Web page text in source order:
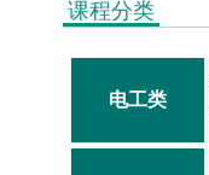
课程分类
电工类